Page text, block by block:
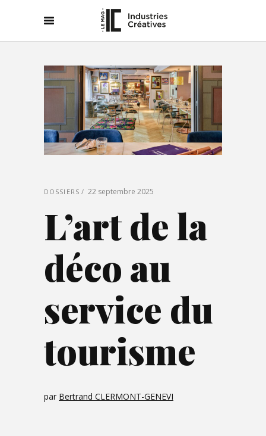
DOSSIERS 22 septembre 2025
L’art de la
déco au
service du
tourisme
par Bertrand CLERMONT-GENEVI